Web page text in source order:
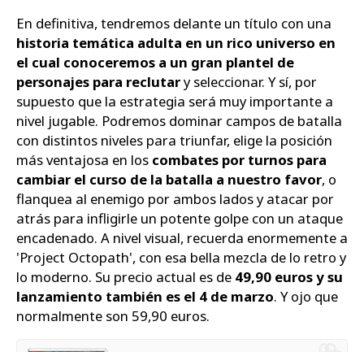
En definitiva, tendremos delante un título con una
historia temática adulta en un rico universo en
el cual conoceremos a un gran plantel de
personajes para reclutary seleccionar. Y sí, por
supuesto que la estrategia será muy importante a
nivel jugable. Podremos dominar campos de batalla
con distintos niveles para triunfar, elige la posición
más ventajosa en los combates por turnos para
cambiar el curso de la batalla a nuestro favor, o
flanquea al enemigo por ambos lados y atacar por
atrás para infligirle un potente golpe con un ataque
encadenado. A nivel visual, recuerda enormemente a
'Project Octopath', con esa bella mezcla de lo retro y
lo moderno. Su precio actual es de 49,90 euros y su
lanzamiento también es el 4 de marzo. Y ojo que
normalmente son 59,90 euros.